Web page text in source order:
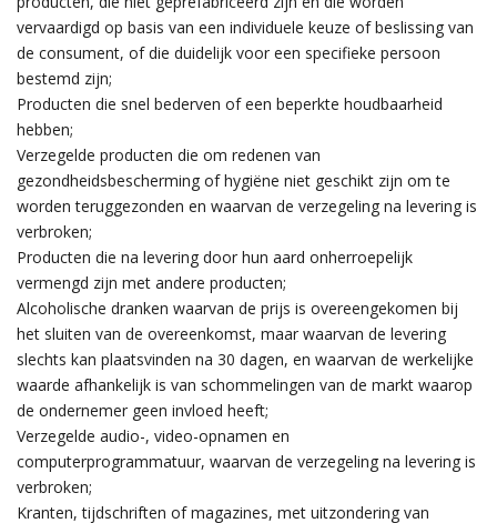
vervaardigd op basis van een individuele keuze of beslissing van
de consument, of die duidelijk voor een specifieke persoon
bestemd zijn;
Producten die snel bederven of een beperkte houdbaarheid
hebben;
Verzegelde producten die om redenen van
gezondheidsbescherming of hygiëne niet geschikt zijn om te
worden teruggezonden en waarvan de verzegeling na levering is
verbroken;
Producten die na levering door hun aard onherroepelijk
vermengd zijn met andere producten;
Alcoholische dranken waarvan de prijs is overeengekomen bij
het sluiten van de overeenkomst, maar waarvan de levering
slechts kan plaatsvinden na 30 dagen, en waarvan de werkelijke
waarde afhankelijk is van schommelingen van de markt waarop
de ondernemer geen invloed heeft;
Verzegelde audio-, video-opnamen en
computerprogrammatuur, waarvan de verzegeling na levering is
verbroken;
Kranten, tijdschriften of magazines, met uitzondering van